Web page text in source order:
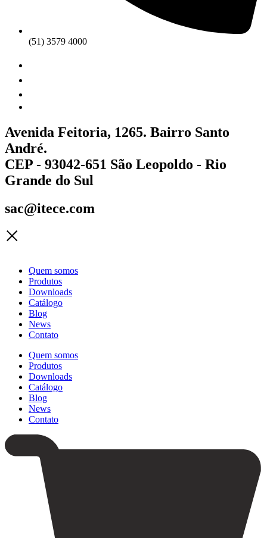
(51) 3579 4000
Avenida Feitoria, 1265. Bairro Santo
André.
CEP - 93042-651 São Leopoldo - Rio
Grande do Sul
sac@itece.com
Quem somos
Produtos
Downloads
Catálogo
Blog
News
Contato
Quem somos
Produtos
Downloads
Catálogo
Blog
News
Contato